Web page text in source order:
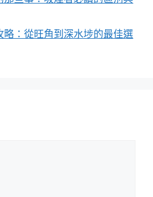
略：從旺角到深水埗的最佳選